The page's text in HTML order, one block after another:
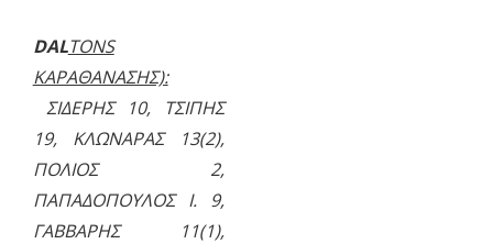
DALTONS
ΚΑΡΑΘΑΝΑΣΗΣ):
ΣΙΔΕΡΗΣ 10, ΤΣΙΠΗΣ
19, ΚΛΩΝΑΡΑΣ 13(2),
ΠΟΛΙΟΣ 2,
ΠΑΠΑΔΟΠΟΥΛΟΣ Ι. 9,
ΓΑΒΒΑΡΗΣ 11(1),